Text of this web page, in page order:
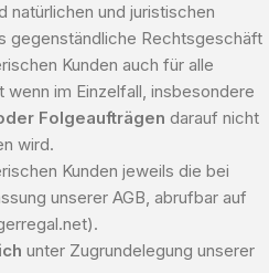
natürlichen und juristischen
gegenständliche Rechtsgeschäft
Kunden auch für alle
im Einzelfall, insbesondere
Folgeaufträgen darauf nicht
wird.
Kunden jeweils die bei
unserer AGB, abrufbar auf
unter Zugrundelegung unserer